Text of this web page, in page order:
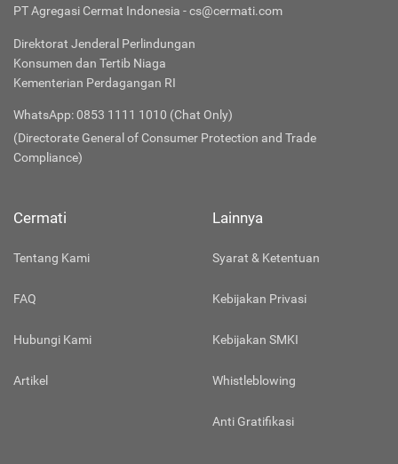
PT Agregasi Cermat Indonesia - cs@cermati.com
Direktorat Jenderal Perlindungan
Konsumen dan Tertib Niaga
Kementerian Perdagangan RI
WhatsApp: 0853 1111 1010 (Chat Only)
(Directorate General of Consumer Protection and Trade
Compliance)
Cermati
Tentang Kami
FAQ
Hubungi Kami
Artikel
Lainnya
Syarat & Ketentuan
Kebijakan Privasi
Kebijakan SMKI
Whistleblowing
Anti Gratifikasi